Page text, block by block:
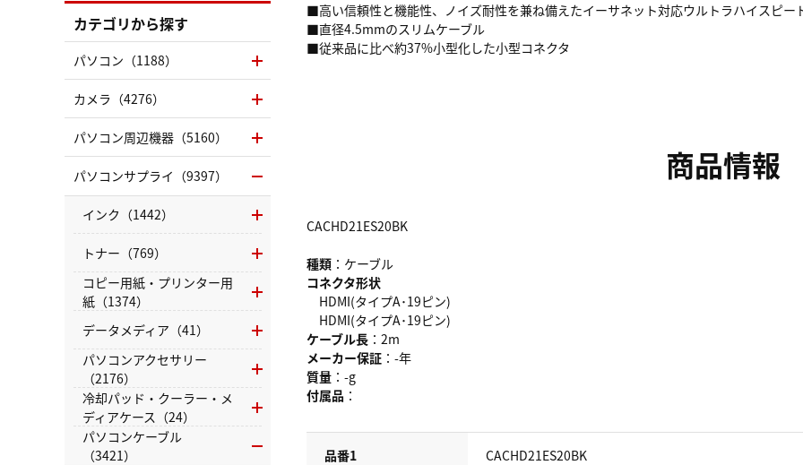
■高い信頼性と機能性、ノイズ耐性を兼ね備えたイーサネット対応ウルトラハイスピー
■直径4.5mmのスリムケーブル
■従来品に比べ約37%小型化した小型コネクタ
商品情報
CACHD21ES20BK
種類 ：ケーブル
コネクタ形状
HDMI(タイプA･19ピン)
HDMI(タイプA･19ピン)
ケーブル長 ：2m
メーカー保証 ：-年
質量 ：-g
付属品 ：
品番1 CACHD21ES20BK
カテゴリから探す
パソコン（1188）
カメラ（4276）
パソコン周辺機器（5160）
パソコンサプライ（9397）
インク（1442）
トナー（769）
コピー用紙・プリンター用
紙（1374）
データメディア（41）
パソコンアクセサリー
（2176）
冷却パッド・クーラー・メ
ディアケース（24）
パソコンケーブル
（3421）